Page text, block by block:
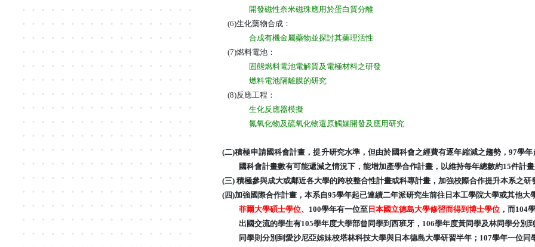
開發磁性奈米磁珠應用於蛋白質分離
(6)生化藥物合成：
合成有機金屬藥物並探討其藥理活性
(7)燃料電池：
固態燃料電池電解質及電極材料之研發
燃料電池隔離膜的研究
(8)反應工程：
生化反應器模擬
氮氧化物及硫氧化物還原觸媒開發及應用研究
(二)積極申請國科會計畫，提升研究水準，但由於國科會之經費有逐年縮減之趨勢，97學
國科會計畫數有可能遞減之情況下，能增加產學合作計畫，以維持每年總數約15件計畫
(三) 積極參與成大或鄰近各大學的跨校整合性計畫或科專計畫，加強校際合作提升本系之研
(四)加強國際合作計畫，本系自95學年起已連續二年派研究生前往日本工學院大學或其他
菲爾大學碩士學位、100學年有一位至 日本國立德島大學修習而得到博士學位 ，而104
出國交流的學生有105學年度大學部曾同學到西班牙，106學年度黃同學及林同學分
同學則分別到愛沙尼亞姊妹校塔林科技大學與日本德島大學研習半年；107學年一位同